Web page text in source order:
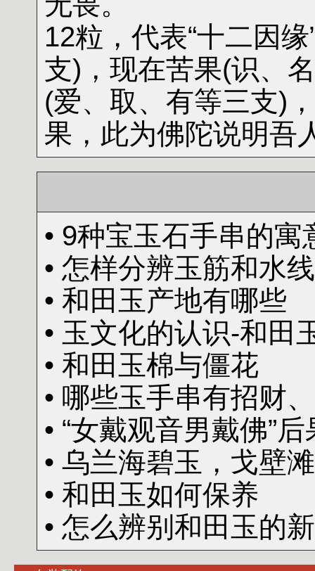
12粒，代表“十二因
支)，现在苦果(识、
(爱、取、有等三支)
果，此为佛陀说明吾
• 9种宝玉石手串的寓
• 怎样分辨玉筋和水线
• 和田玉产地有哪些
• 玉文化的认识-和田
• 和田玉棉与僵花
• 哪些玉手串有招财
• “女戴观音男戴佛”
• 乌兰海碧玉，戈壁
• 和田玉如何保养
• 怎么辨别和田玉的